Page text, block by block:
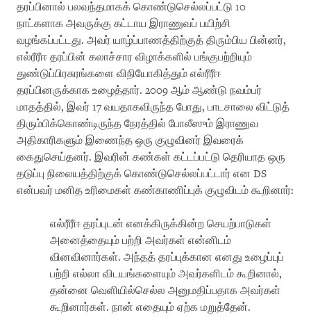
தரப்பினால் பலவந்தமாகக் கொண்டுசெல்லப்பட்டு 10
நாட்களாக அவருக்கு கட்டாய இராணுவப் பயிற்சி
வழங்கப்பட்டது. அவர் யாழ்ப்பாணத்திற்குத் திரும்பிய பின்னர்,
எல்ரீரீஈ தரப்பின் கலாச்சார விழாக்களில் பங்குபற்றியும்
துண்டுப்பிரசுரங்களை விநியோகித்தும் எல்ரீரீஈ
தரப்பினருக்காக உழைத்தார். 2009 ஆம் ஆண்டு நவம்பர்
மாதத்தில், இவர் 17 வயதாகவிருந்த போது, பாடசாலை விட்டுத்
திரும்பிக்கொண்டிருந்த நேரத்தில் போலீஸும் இராணுவ
அதிகாரிகளும் இணைந்த ஒரு குழுவினர் இவரைக்
கைதுசெய்தனர். இவரின் கண்கள் கட்டப்பட்டு தெரியாத ஒரு
தடுப்பு நிலையத்திற்குக் கொண்டுசெல்லப்பட்டார் என DS
என்பவர் மனித உரிமைகள் கண்காணிப்புக் குழுவிடம் கூறினார்:
எல்ரீரீஈ தரப்புடன் எனக்கிருக்கின்ற செயற்பாடுகள்
அனைத்தையும் பற்றி அவர்கள் என்னிடம்
வினவினார்கள். அந்தத் தரப்புக்கான எனது உழைப்புப்
பற்றி எல்லா விடயங்களையும் அவர்களிடம் கூறினால்,
தன்னை வெளியில்செல்ல அனுமதிப்பதாக அவர்கள்
கூறினார்கள். நான் எதையும் ஏற்க மறுத்தேன்.